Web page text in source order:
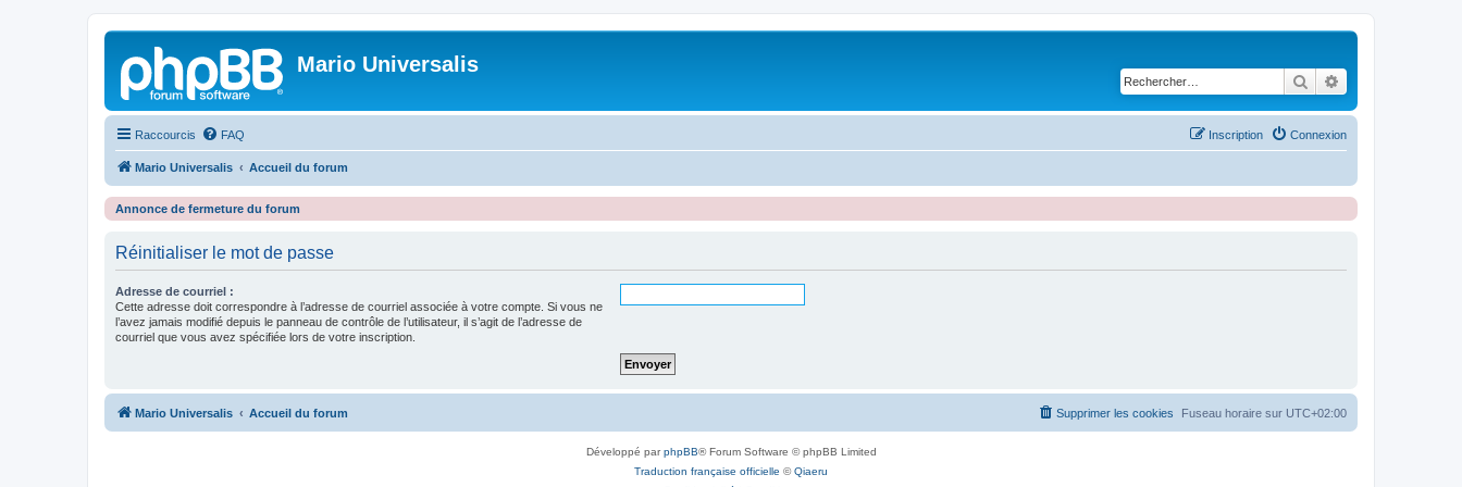
Mario Universalis
Rechercher
Raccourcis FAQ Connexion
Inscription
Mario Universalis Accueil du forum
Annonce de fermeture du forum
Réinitialiser le mot de passe
Adresse de courriel :
Cette adresse doit correspondre à l’adresse de courriel associée à votre compte. Si vous ne
l’avez jamais modifié depuis le panneau de contrôle de l’utilisateur, il s’agit de l’adresse de
courriel que vous avez spécifiée lors de votre inscription.
Mario Universalis Accueil du forum Fuseau horaire sur UTC+02:00
Supprimer les cookies
Développé parphpBB® Forum Software © phpBB Limited
Traduction française officielle ©Qiaeru